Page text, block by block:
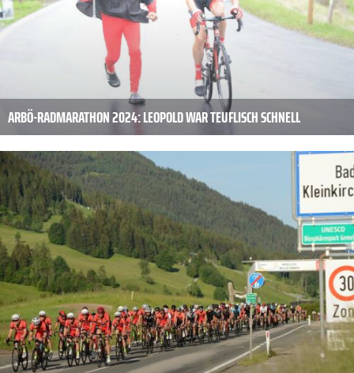
ARBÖ-RADMARATHON 2024: LEOPOLD WAR TEUFLISCH SCHNELL